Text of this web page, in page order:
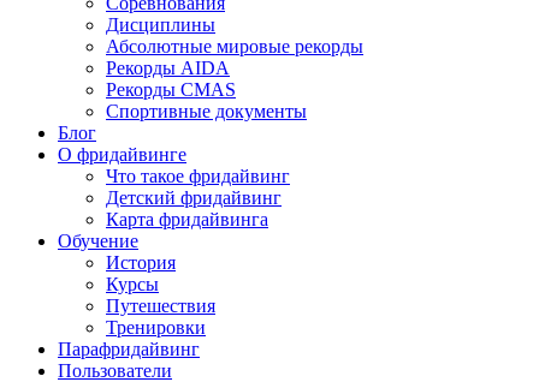
Дисциплины
Абсолютные мировые рекорды
Рекорды AIDA
Рекорды CMAS
Спортивные документы
Блог
О фридайвинге
Что такое фридайвинг
Детский фридайвинг
Карта фридайвинга
Обучение
История
Курсы
Путешествия
Тренировки
Парафридайвинг
Пользователи